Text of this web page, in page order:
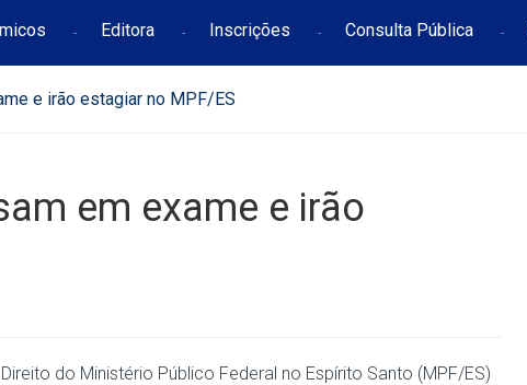
Editora Inscrições Consulta Pública
e irão estagiar no MPF/ES
em exame e irão
do Ministério Público Federal no Espírito Santo (MPF/ES)